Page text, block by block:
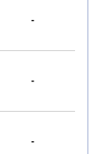
-
-
-